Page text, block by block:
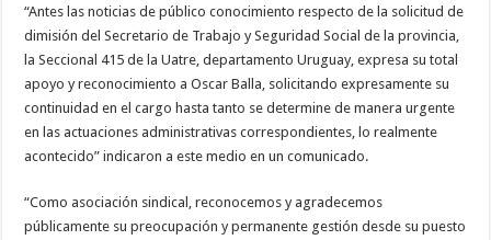
“Antes las noticias de público conocimiento respecto de la solicitud de
dimisión del Secretario de Trabajo y Seguridad Social de la provincia,
la Seccional 415 de la Uatre, departamento Uruguay, expresa su total
apoyo y reconocimiento a Oscar Balla, solicitando expresamente su
continuidad en el cargo hasta tanto se determine de manera urgente
en las actuaciones administrativas correspondientes, lo realmente
acontecido” indicaron a este medio en un comunicado.
“Como asociación sindical, reconocemos y agradecemos
públicamente su preocupación y permanente gestión desde su puesto